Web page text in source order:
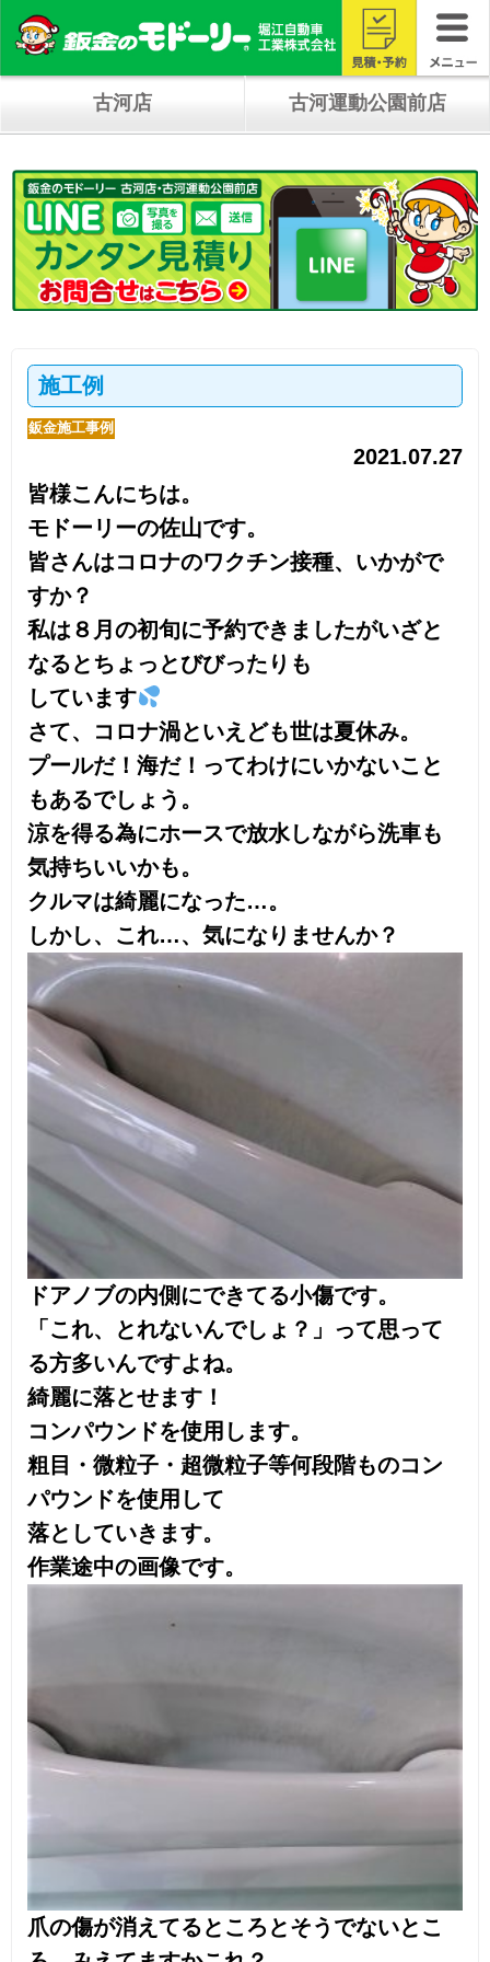
古河店 古河運動公園前店
施工例
鈑金施工事例
モドーリーの佐山です。
皆さんはコロナのワクチン接種、いかがで
すか？
しています
さて、コロナ渦といえども世は夏休み。
プールだ！海だ！ってわけにいかないこと
もあるでしょう。
涼を得る為にホースで放水しながら洗車も
気持ちいいかも。
クルマは綺麗になった…。
しかし、これ…、気になりませんか？
ドアノブの内側にできてる小傷です。
「これ、とれないんでしょ？」って思って
る方多いんですよね。
綺麗に落とせます！
コンパウンドを使用します。
粗目・微粒子・超微粒子等何段階ものコン
パウンドを使用して
落としていきます。
作業途中の画像です。
爪の傷が消えてるところとそうでないとこ
ろ、みえてますかこれ？
はいどんどん磨いちゃいますよ！
んか？
価格ですが1か所550円です。ぜひ一度お試
しください！
いろいろ相談に乗らせていただきます。